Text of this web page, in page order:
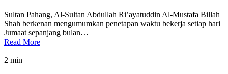
Sultan Pahang, Al-Sultan Abdullah Ri’ayatuddin Al-Mustafa Billah
Shah berkenan mengumumkan penetapan waktu bekerja setiap hari
Jumaat sepanjang bulan…
Read More
2 min